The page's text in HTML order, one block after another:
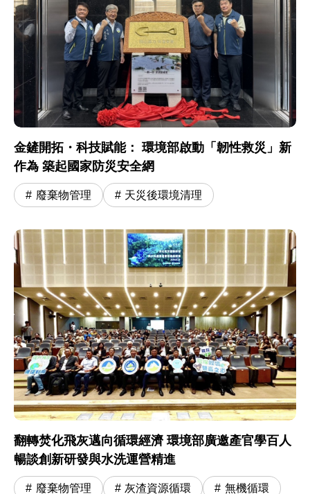
金鏟開拓・科技賦能： 環境部啟動「韌性救災」新
作為 築起國家防災安全網
廢棄物管理 天災後環境清理
翻轉焚化飛灰邁向循環經濟 環境部廣邀產官學百人
暢談創新研發與水洗運營精進
廢棄物管理 灰渣資源循環 無機循環